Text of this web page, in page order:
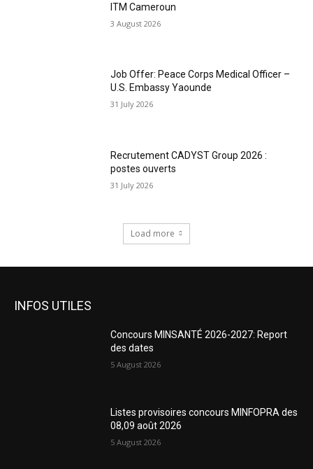
ITM Cameroun
3 August 2026
Job Offer: Peace Corps Medical Officer –
U.S. Embassy Yaounde
31 July 2026
Recrutement CADYST Group 2026 :
postes ouverts
31 July 2026
Load more
INFOS UTILES
Concours MINSANTÉ 2026-2027: Report
des dates
5 August 2026
Listes provisoires concours MINFOPRA des
08,09 août 2026
5 August 2026